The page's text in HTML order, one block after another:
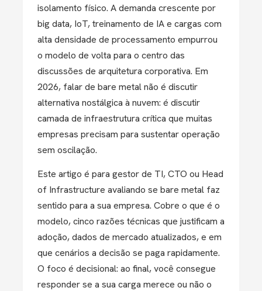
isolamento físico. A demanda crescente por
big data, IoT, treinamento de IA e cargas com
alta densidade de processamento empurrou
o modelo de volta para o centro das
discussões de arquitetura corporativa. Em
2026, falar de bare metal não é discutir
alternativa nostálgica à nuvem: é discutir
camada de infraestrutura crítica que muitas
empresas precisam para sustentar operação
sem oscilação.
Este artigo é para gestor de TI, CTO ou Head
of Infrastructure avaliando se bare metal faz
sentido para a sua empresa. Cobre o que é o
modelo, cinco razões técnicas que justificam a
adoção, dados de mercado atualizados, e em
que cenários a decisão se paga rapidamente.
O foco é decisional: ao final, você consegue
responder se a sua carga merece ou não o